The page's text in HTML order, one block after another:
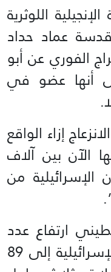
اللوثرية
عماد حداد
الفوري عن أبو
أنها عضو في
إزاء الواقع
الآن بين آلاف
من
ارتفاع عدد
المعتقلات في السجون الإسرائيلية إلى 89